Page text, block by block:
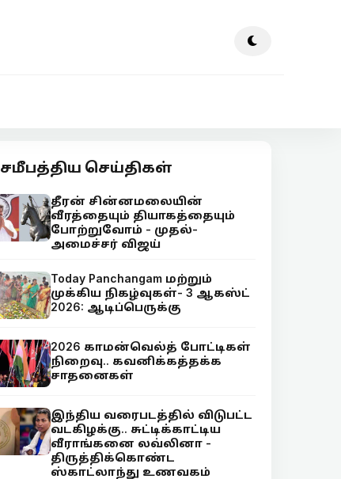
சமீபத்திய செய்திகள்
தீரன் சின்னமலையின்
வீரத்தையும் தியாகத்தையும்
போற்றுவோம் - முதல்-
அமைச்சர் விஜய்
Today Panchangam மற்றும்
முக்கிய நிகழ்வுகள்- 3 ஆகஸ்ட்
2026: ஆடிப்பெருக்கு
2026 காமன்வெல்த் போட்டிகள்
நிறைவு.. கவனிக்கத்தக்க
சாதனைகள்
இந்திய வரைபடத்தில் விடுபட்ட
வடகிழக்கு.. சுட்டிக்காட்டிய
வீராங்கனை லவ்லினா -
திருத்திக்கொண்ட
ஸ்காட்லாந்து உணவகம்